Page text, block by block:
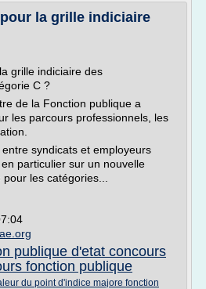
la grille indiciaire
grille indiciaire des
C ?
de la Fonction publique a
les parcours professionnels, les
syndicats et employeurs
particulier sur un nouvelle
les catégories...
publique d'etat concours
fonction publique
du point d'indice majore fonction